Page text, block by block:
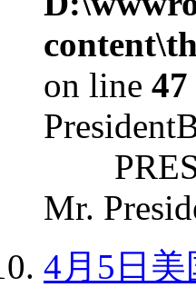
on line 47
Mr.
4月5日